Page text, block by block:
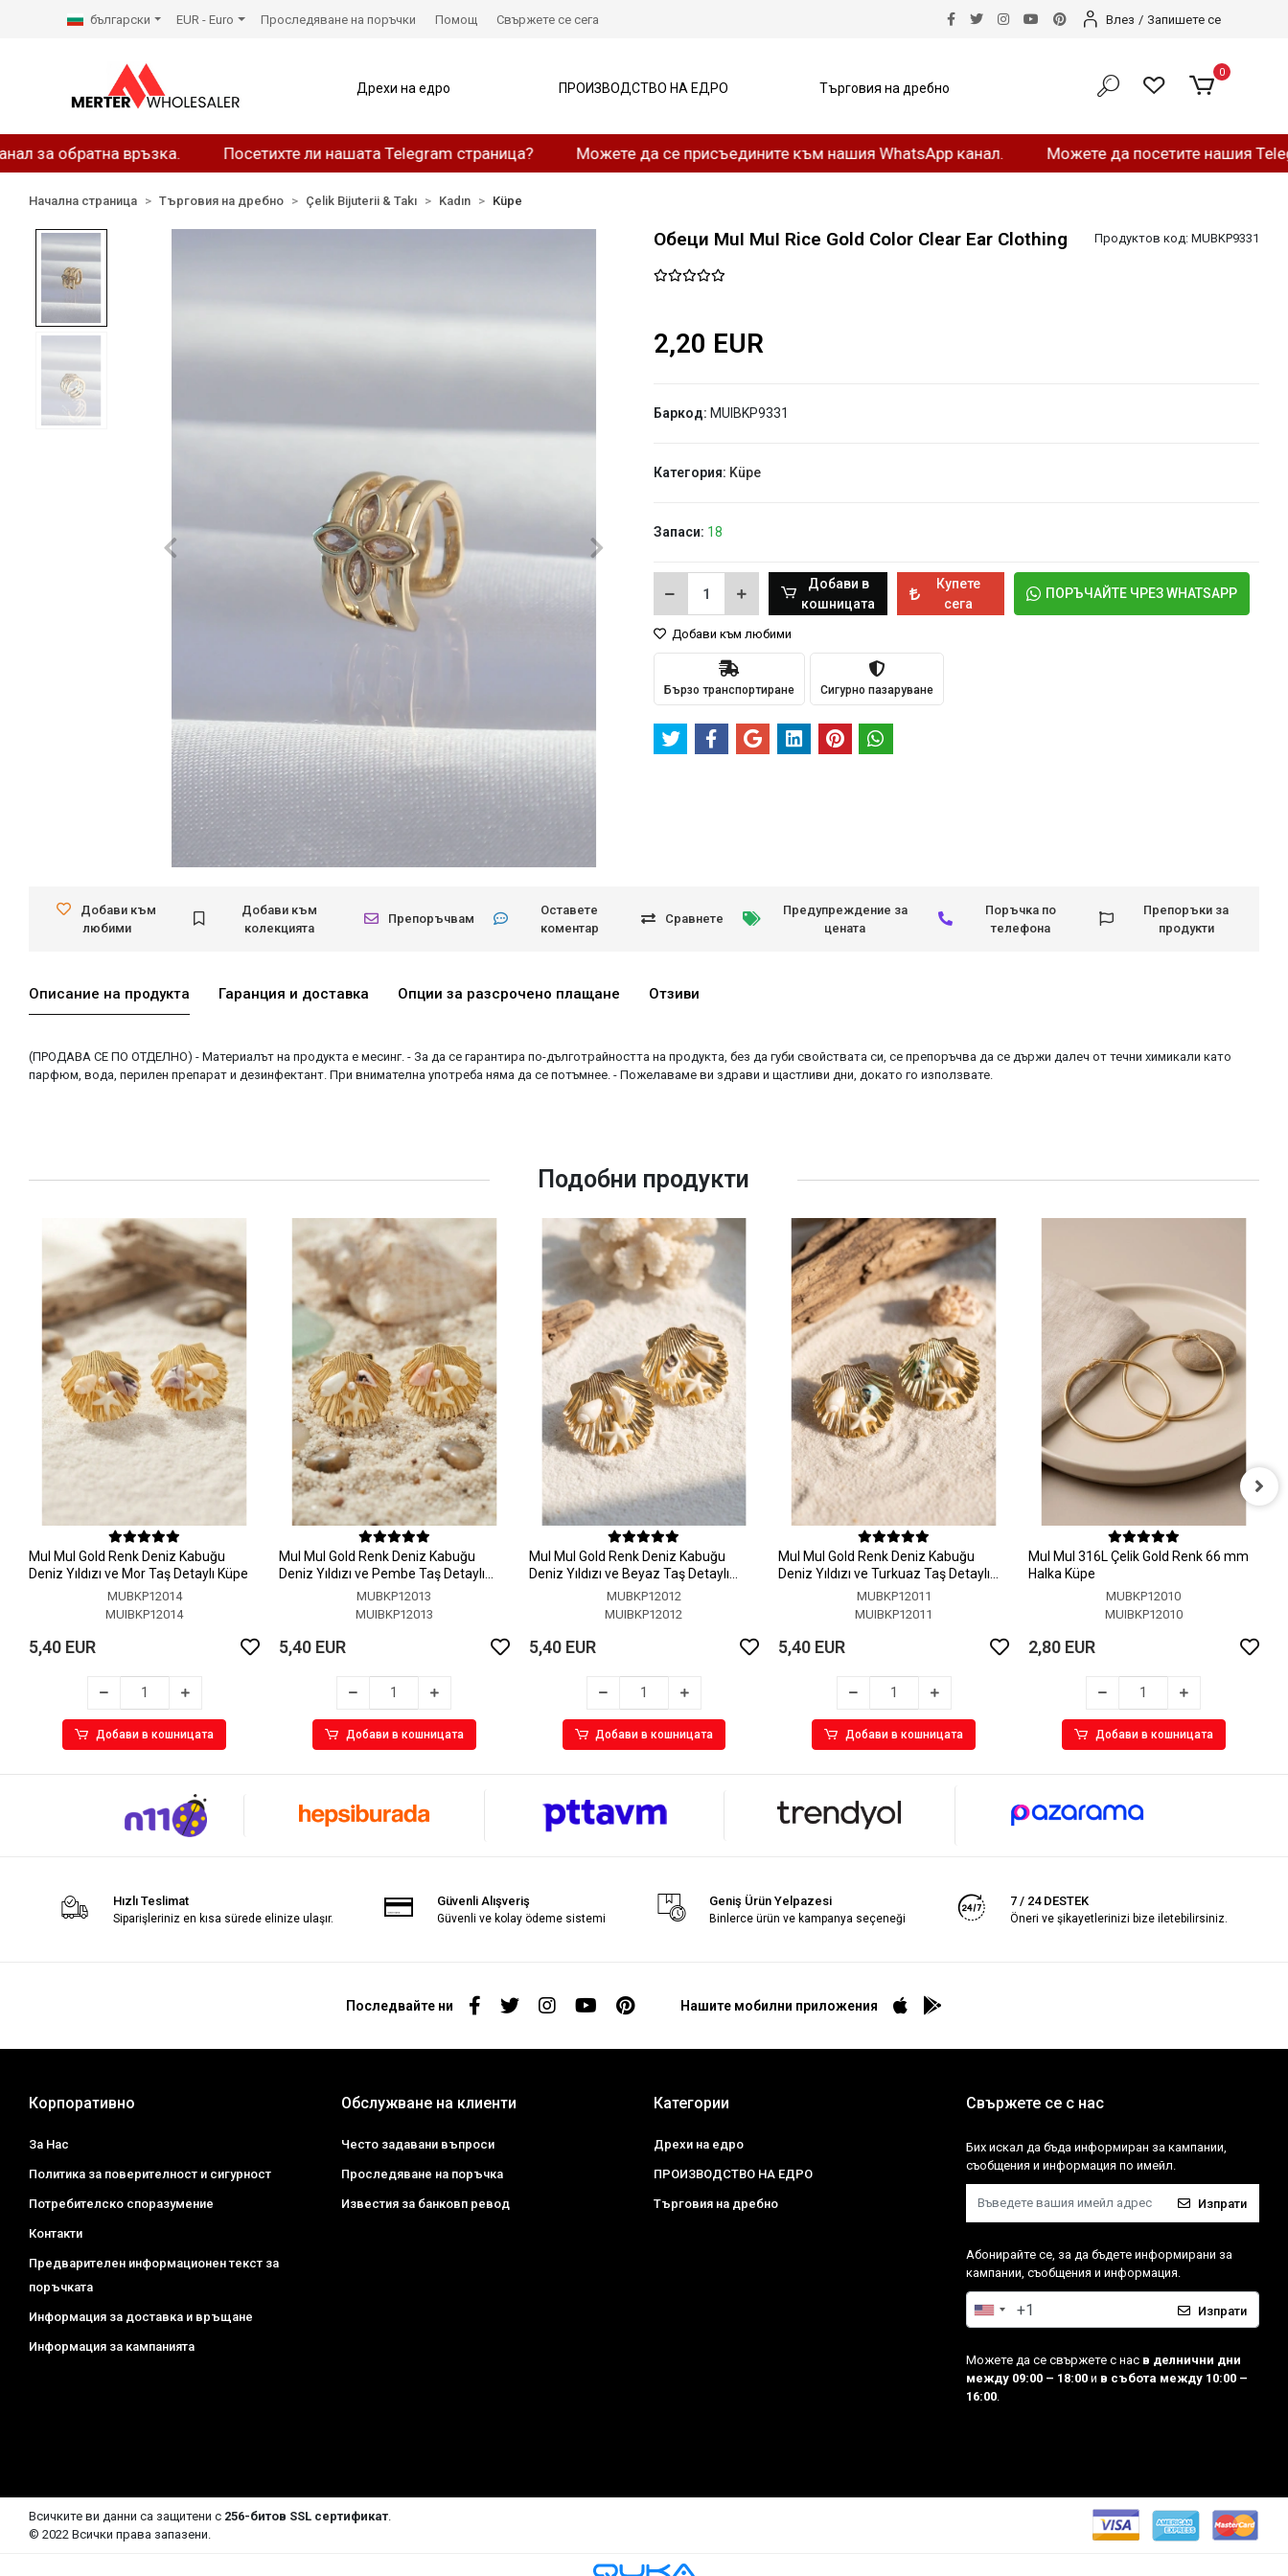
връзка. Посетихте ли нашата Telegram страница? Можете да се присъедините към нашия WhatsApp канал. Можете да посетите нашия Telegram
български EUR - Euro Проследяване на поръчки Помощ Свържете се сега Влез / Запишете се
Дрехи на едро ПРОИЗВОДСТВО НА ЕДРО Търговия на дребно
0
Начална страница Търговия на дребно Çelik Bijuterii & Takı Kadın Küpe
Обеци MuI MuI Rice Gold Color Clear Ear Clothing Продуктов код: MUBKP9331
2,20 EUR
Баркод: MUIBKP9331
Категория: Küpe
Запаси: 18
Добави в
кошницата
Купете
сега
ПОРЪЧАЙТЕ ЧРЕЗ WHATSAPP
Добави към любими
Бързо транспортиране Сигурно пазаруване
Добави към
любими
Добави към
колекцията
Препоръчвам
Оставете
коментар
Сравнете
Предупреждение за
цената
Поръчка по
телефона
Препоръки за
продукти
Описание на продукта Гаранция и доставка Опции за разсрочено плащане Отзиви
(ПРОДАВА СЕ ПО ОТДЕЛНО) - Материалът на продукта е месинг. - За да се гарантира по-дълготрайността на продукта, без да губи свойствата си, се препоръчва да се държи далеч от течни химикали като
парфюм, вода, перилен препарат и дезинфектант. При внимателна употреба няма да се потъмнее. - Пожелаваме ви здрави и щастливи дни, докато го използвате.
Подобни продукти
MuI MuI Gold Renk Deniz Kabuğu
Deniz Yıldızı ve Mor Taş Detaylı Küpe
MUBKP12014
MUIBKP12014
5,40 EUR
Добави в кошницата
MuI MuI Gold Renk Deniz Kabuğu
Deniz Yıldızı ve Pembe Taş Detaylı
MUBKP12013
MUIBKP12013
5,40 EUR
Добави в кошницата
MuI MuI Gold Renk Deniz Kabuğu
Deniz Yıldızı ve Beyaz Taş Detaylı
MUBKP12012
MUIBKP12012
5,40 EUR
Добави в кошницата
MuI MuI Gold Renk Deniz Kabuğu
Deniz Yıldızı ve Turkuaz Taş Detaylı
MUBKP12011
MUIBKP12011
5,40 EUR
Добави в кошницата
MuI MuI 316L Çelik Gold Renk 66 mm
Halka Küpe
MUBKP12010
MUIBKP12010
2,80 EUR
Добави в кошницата
Hızlı Teslimat
Siparişleriniz en kısa sürede elinize ulaşır.
Güvenli Alışveriş
Güvenli ve kolay ödeme sistemi
Geniş Ürün Yelpazesi
Binlerce ürün ve kampanya seçeneği
7 / 24 DESTEK
Öneri ve şikayetlerinizi bize iletebilirsiniz.
Последвайте ни Нашите мобилни приложения
Корпоративно
За Нас
Политика за поверителност и сигурност
Потребителско споразумение
Контакти
Предварителен информационен текст за
поръчката
Информация за доставка и връщане
Информация за кампанията
Обслужване на клиенти
Често задавани въпроси
Проследяване на поръчка
Известия за банковп ревод
Категории
Дрехи на едро
ПРОИЗВОДСТВО НА ЕДРО
Търговия на дребно
Свържете се с нас
Бих искал да бъда информиран за кампании,
съобщения и информация по имейл.
Изпрати
Абонирайте се, за да бъдете информирани за
кампании, съобщения и информация.
Изпрати
Можете да се свържете с нас в делнични дни
между 09:00 – 18:00и в събота между 10:00 –
16:00.
Всичките ви данни са защитени с 256-битов SSL сертификат.
© 2022 Всички права запазени.